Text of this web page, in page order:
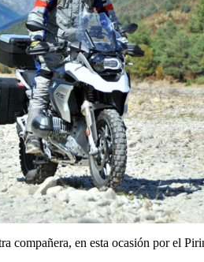
compañera, en esta ocasión por el